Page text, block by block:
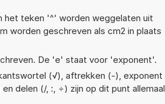
het teken '^' worden weggelaten uit
worden geschreven als cm2 in plaats
De 'e' staat voor 'exponent'.
(√), aftrekken (-), exponent
delen (/, :, ÷) zijn op dit punt allemaal